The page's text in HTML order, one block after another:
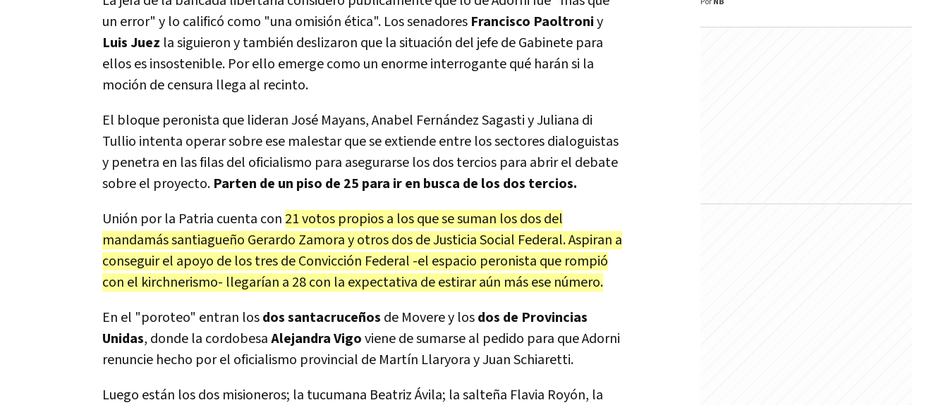
un error" y lo calificó como "una omisión ética". Los senadores Francisco Paoltroniy
Luis Juez la siguieron y también deslizaron que la situación del jefe de Gabinete para
ellos es insostenible. Por ello emerge como un enorme interrogante qué harán si la
moción de censura llega al recinto.
El bloque peronista que lideran José Mayans, Anabel Fernández Sagasti y Juliana di
Tullio intenta operar sobre ese malestar que se extiende entre los sectores dialoguistas
y penetra en las filas del oficialismo para asegurarse los dos tercios para abrir el debate
sobre el proyecto. Parten de un piso de 25 para ir en busca de los dos tercios.
Unión por la Patria cuenta con 21 votos propios a los que se suman los dos del
mandamás santiagueño Gerardo Zamora y otros dos de Justicia Social Federal. Aspiran a
conseguir el apoyo de los tres de Convicción Federal -el espacio peronista que rompió
con el kirchnerismo- llegarían a 28 con la expectativa de estirar aún más ese número.
En el "poroteo" entran losdos santacruceños de Movere y losdos de Provincias
Unidas, donde la cordobesaAlejandra Vigoviene de sumarse al pedido para que Adorni
renuncie hecho por el oficialismo provincial de Martín Llaryora y Juan Schiaretti.
Luego están los dos misioneros; la tucumana Beatriz Ávila; la salteña Flavia Royón, la